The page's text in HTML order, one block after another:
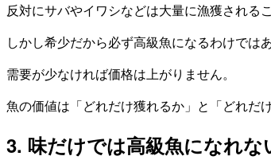
反対にサバやイワシなどは大量に漁獲される
しかし希少だから必ず高級魚になるわけでは
需要が少なければ価格は上がりません。
魚の価値は「どれだけ獲れるか」と「どれだ
3. 味だけでは高級魚になれな